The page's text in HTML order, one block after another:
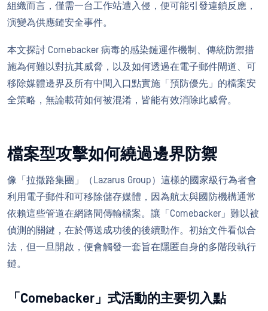
組織而言，僅需一台工作站遭入侵，便可能引發連鎖反應，
演變為供應鏈安全事件。
本文探討 Comebacker 病毒的感染鏈運作機制、傳統防禦措
施為何難以對抗其威脅，以及如何透過在電子郵件閘道、可
移除媒體邊界及所有中間入口點實施「預防優先」的檔案安
全策略，無論載荷如何被混淆，皆能有效消除此威脅。
檔案型攻擊如何繞過邊界防禦
像「拉撒路集團」（Lazarus Group）這樣的國家級行為者會
利用電子郵件和可移除儲存媒體，因為航太與國防機構通常
依賴這些管道在網路間傳輸檔案。讓「Comebacker」難以被
偵測的關鍵，在於傳送成功後的後續動作。初始文件看似合
法，但一旦開啟，便會觸發一套旨在隱匿自身的多階段執行
鏈。
「Comebacker」式活動的主要切入點